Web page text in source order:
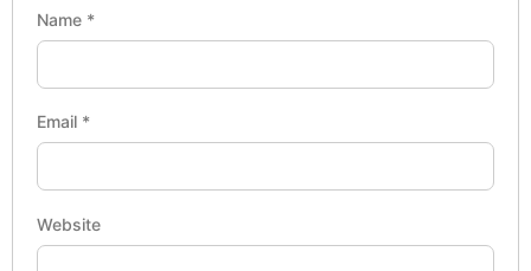
Name *
Email *
Website